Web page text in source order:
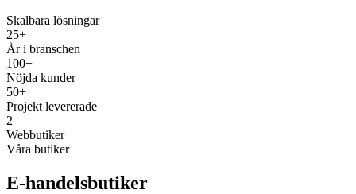
Skalbara lösningar
25+
År i branschen
100+
Nöjda kunder
50+
Projekt levererade
2
Webbutiker
Våra butiker
E-handelsbutiker